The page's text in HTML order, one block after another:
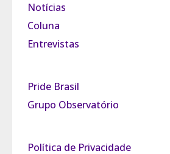
Notícias
Coluna
Entrevistas
Pride Brasil
Grupo Observatório
Política de Privacidade